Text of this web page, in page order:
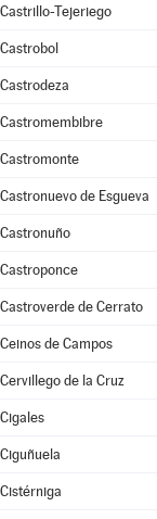
Castrillo-Tejeriego
Castrobol
Castrodeza
Castromembibre
Castromonte
Castronuevo de Esgueva
Castronuño
Castroponce
Castroverde de Cerrato
Ceinos de Campos
Cervillego de la Cruz
Cigales
Ciguñuela
Cistérniga